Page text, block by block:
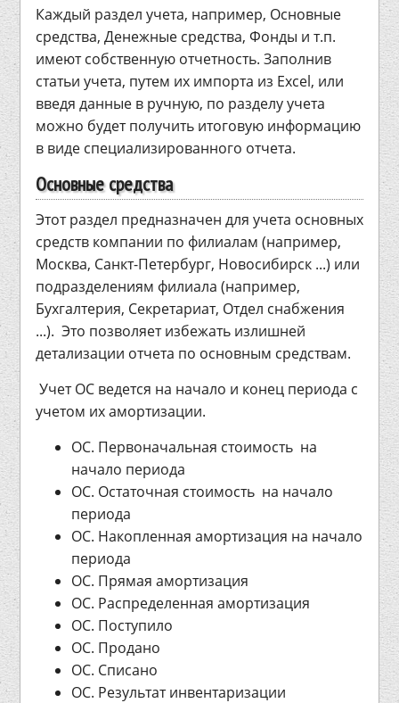
Каждый раздел учета, например, Основные
средства, Денежные средства, Фонды и т.п.
имеют собственную отчетность. Заполнив
статьи учета, путем их импорта из Excel, или
введя данные в ручную, по разделу учета
можно будет получить итоговую информацию
в виде специализированного отчета.
Основные средства
Этот раздел предназначен для учета основных
средств компании по филиалам (например,
Москва, Санкт-Петербург, Новосибирск ...) или
подразделениям филиала (например,
Бухгалтерия, Секретариат, Отдел снабжения
...). Это позволяет избежать излишней
детализации отчета по основным средствам.
Учет ОС ведется на начало и конец периода с
учетом их амортизации.
ОС. Первоначальная стоимость на
начало периода
ОС. Остаточная стоимость на начало
периода
ОС. Накопленная амортизация на начало
периода
ОС. Прямая амортизация
ОС. Распределенная амортизация
ОС. Поступило
ОС. Продано
ОС. Списано
ОС. Результат инвентаризации